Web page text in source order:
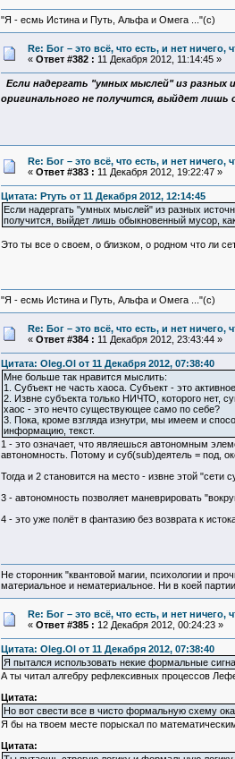
"Я - есмь Истина и Путь, Альфа и Омега ..."(с)
Re: Бог – это всё, что есть, и нет
« Ответ #382 : 11 Декабря 2012, 11:14:45 »
Если надергать "умных мыслей" из разных
оригинального не получится, выйдет лишь
Re: Бог – это всё, что есть, и нет
« Ответ #383 : 11 Декабря 2012, 19:22:47 »
Цитата: Ртуть от 11 Декабря 2012, 12:14:45
Если надергать "умных мыслей" из разных
получится, выйдет лишь обыкновенный мусор,
Это ты все о своем, о близком, о родном что ли
"Я - есмь Истина и Путь, Альфа и Омега ..."(с)
Re: Бог – это всё, что есть, и нет
« Ответ #384 : 11 Декабря 2012, 23:43:44 »
Цитата: Oleg.Ol от 11 Декабря 2012, 07:38:40
Мне больше так нравится мыслить:
1. Субъект не часть хаоса. Субъект - это
2. Извне субъекта только НИЧТО, которого нет,
хаос - это нечто существующее само по себе?
3. Пока, кроме взгляда изнутри, мы имеем и
информацию, текст.
1 - это означает, что являешься автономным
автономность. Потому и суб(sub)деятель = под,
Тогда и 2 становится на место - извне этой "сети
3 - автономность позволяет маневрировать
4 - это уже полёт в фантазию без возврата к
Не сторонник "квантовой магии, психологии и
материальное и нематериальное. Ни в коей
Re: Бог – это всё, что есть, и нет
« Ответ #385 : 12 Декабря 2012, 00:24:23 »
Цитата: Oleg.Ol от 11 Декабря 2012, 07:38:40
Я пытался использовать некие формальные
А ты читал алгебру рефлексивных процессов
Цитата:
Но вот свести все в чисто формальную схему
Я бы на твоем месте порыскал по
Цитата: